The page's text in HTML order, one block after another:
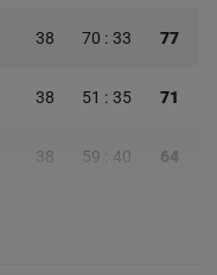
38 70 : 33 77
38 51 : 35 71
38 59 : 40 64